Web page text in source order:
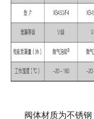
阀体材质为不锈钢